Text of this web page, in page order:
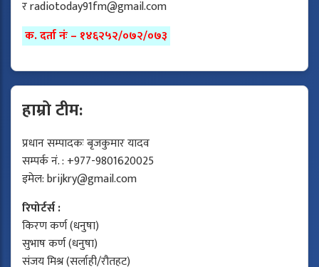
रradiotoday91fm@gmail.com
क. दर्ता नंः – १४६२५२/०७२/०७३
हाम्रो टीम:
प्रधान सम्पादकः बृजकुमार यादव
सम्पर्क नं. : +977-9801620025
इमेल:brijkry@gmail.com
रिपोर्टर्स :
किरण कर्ण (धनुषा)
सुभाष कर्ण (धनुषा)
संजय मिश्र (सर्लाही/रौतहट)